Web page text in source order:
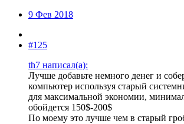
9 Фев 2018
#125
th7 написал(а):
Лучше добавьте немного денег и
компьютер используя старый
для максимальной экономии,
обойдется 150$-200$
По моему это лучше чем в старый